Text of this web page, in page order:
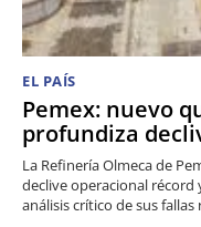
EL PAÍS
Pemex: nuevo
profundiza
La Refinería Olmeca de
declive operacional récord
análisis crítico de sus